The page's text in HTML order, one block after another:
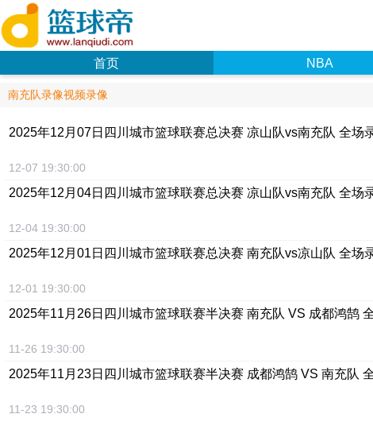
首页 NBA
南充队录像视频录像
2025年12月07日四川城市篮球联赛总决赛 凉山队vs南充队 全场
12-07 19:30:00
2025年12月04日四川城市篮球联赛总决赛 凉山队vs南充队 全场
12-04 19:30:00
2025年12月01日四川城市篮球联赛总决赛 南充队vs凉山队 全场
12-01 19:30:00
2025年11月26日四川城市篮球联赛半决赛 南充队 VS 成都鸿鹄
11-26 19:30:00
2025年11月23日四川城市篮球联赛半决赛 成都鸿鹄 VS 南充队
11-23 19:30:00